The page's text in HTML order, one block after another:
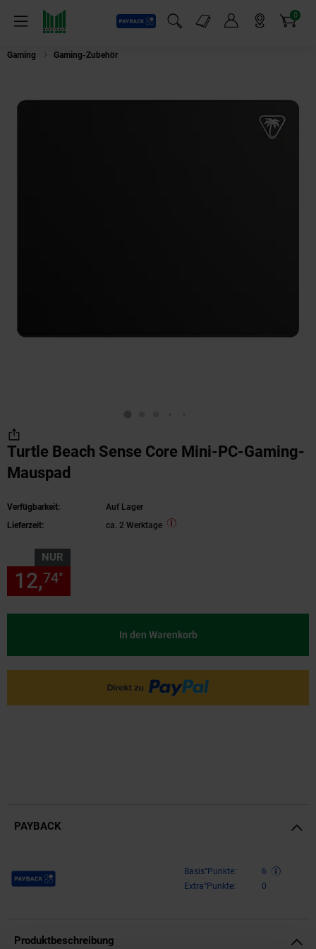
Menü
Payback
Suchfeld einblenden
Markt-Angebote 0
Artikel
Gaming Gaming-Zubehör
Turtle Beach Sense Core Mini-PC-Gaming-
Mauspad
Verfügbarkeit:
Auf Lager
Lieferzeit:
ca. 2 Werktage
NUR
12,74*
In den Warenkorb
PAYBACK
Payback Punkte Basis°Punkte:
6
Extra°Punkte:
0
Produktbeschreibung